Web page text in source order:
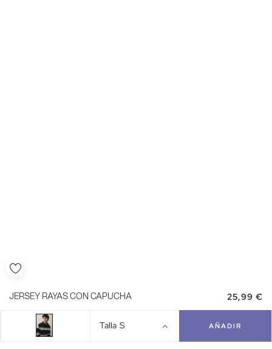
JERSEY RAYAS CON CAPUCHA 25,99 €
Talla S AÑADIR